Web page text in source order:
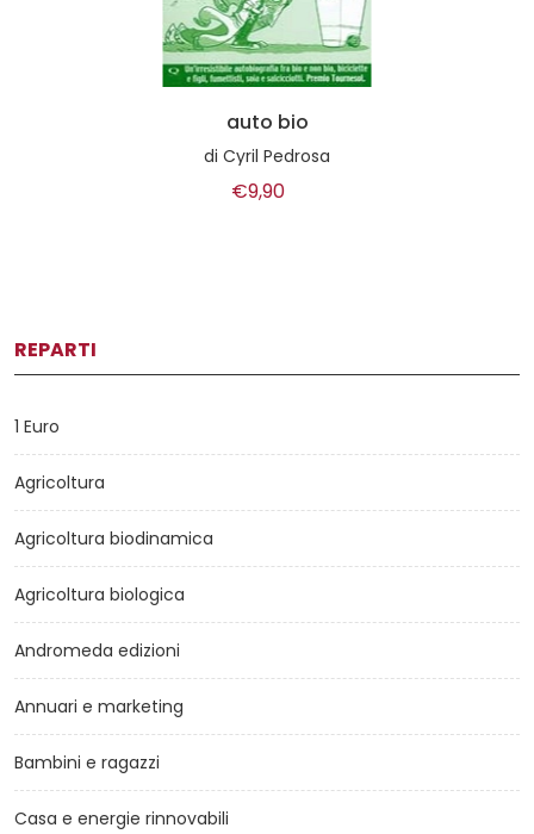
auto bio
di Cyril Pedrosa
€9,90
REPARTI
1 Euro
Agricoltura
Agricoltura biodinamica
Agricoltura biologica
Andromeda edizioni
Annuari e marketing
Bambini e ragazzi
Casa e energie rinnovabili